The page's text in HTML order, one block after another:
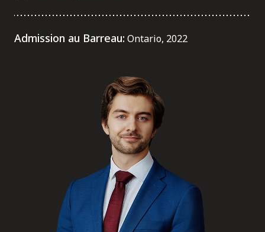
Réseau des anciens d’Osler
S’abonner aux articles Osler
Admission au Barreau: Ontario, 2022